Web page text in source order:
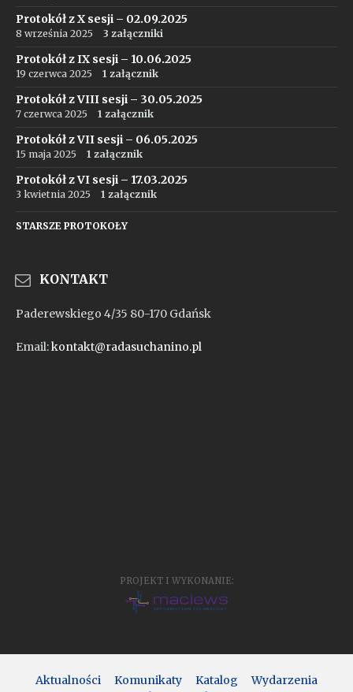
Protokół z X sesji – 02.09.2025
8 września 2025 3 załączniki
Protokół z IX sesji – 10.06.2025
19 czerwca 2025 1 załącznik
Protokół z VIII sesji – 30.05.2025
7 czerwca 2025 1 załącznik
Protokół z VII sesji – 06.05.2025
15 maja 2025 1 załącznik
Protokół z VI sesji – 17.03.2025
3 kwietnia 2025 1 załącznik
STARSZE PROTOKOŁY
KONTAKT
Paderewskiego 4/35 80-170 Gdańsk
Email:kontakt@radasuchanino.pl
PROJEKT I WYKONANIE:
Aktualności Komunikaty Katalog
Wydarzenia